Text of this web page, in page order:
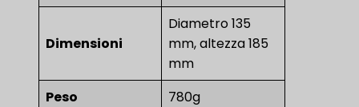
Dimensioni
Diametro 135
mm, altezza 185
mm
Peso
780g